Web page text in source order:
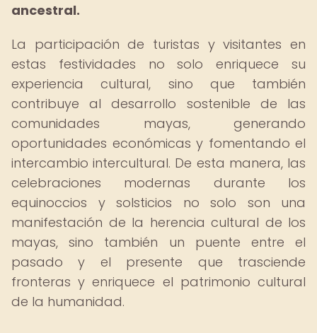
ancestral.
La participación de turistas y visitantes en
estas festividades no solo enriquece su
experiencia cultural, sino que también
contribuye al desarrollo sostenible de las
comunidades mayas, generando
oportunidades económicas y fomentando el
intercambio intercultural. De esta manera, las
celebraciones modernas durante los
equinoccios y solsticios no solo son una
manifestación de la herencia cultural de los
mayas, sino también un puente entre el
pasado y el presente que trasciende
fronteras y enriquece el patrimonio cultural
de la humanidad.